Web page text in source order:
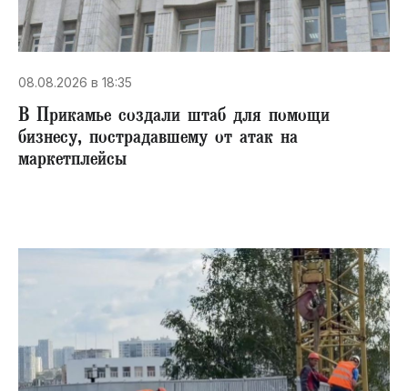
08.08.2026 в 18:35
В Прикамье создали штаб для помощи
бизнесу, пострадавшему от атак на
маркетплейсы